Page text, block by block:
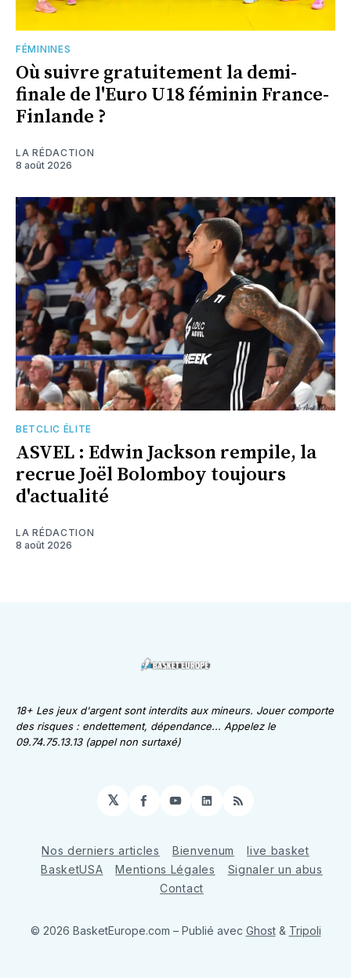
FÉMININES
Où suivre gratuitement la demi-
finale de l'Euro U18 féminin France-
Finlande ?
LA RÉDACTION
8 août 2026
BETCLIC ÉLITE
ASVEL : Edwin Jackson rempile, la
recrue Joël Bolomboy toujours
d'actualité
LA RÉDACTION
8 août 2026
18+ Les jeux d'argent sont interdits aux mineurs. Jouer comporte
des risques : endettement, dépendance... Appelez le
09.74.75.13.13 (appel non surtaxé)
𝕏 Facebook
YouTube
LinkedIn
RSS
Nos derniers articles Bienvenum
live basket
BasketUSA
Mentions Légales
Signaler un abus
Contact
© 2026 BasketEurope.com – Publié avec Ghost& Tripoli